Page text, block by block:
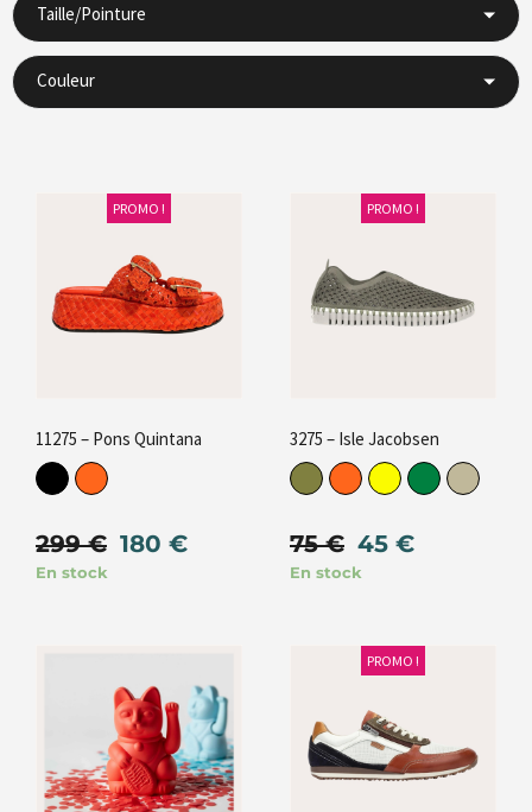
Taille/Pointure
Couleur
PROMO !
11275 – Pons Quintana
299€ 180 €
En stock
PROMO !
3275 – Isle Jacobsen
75€ 45 €
En stock
PROMO !